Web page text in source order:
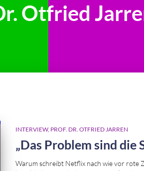
Otfried
INTERVIEW PROF. DR. OTFRIED JARREN
„Das Problem sind die
Warum schreibt Netflix nach wie vor rote